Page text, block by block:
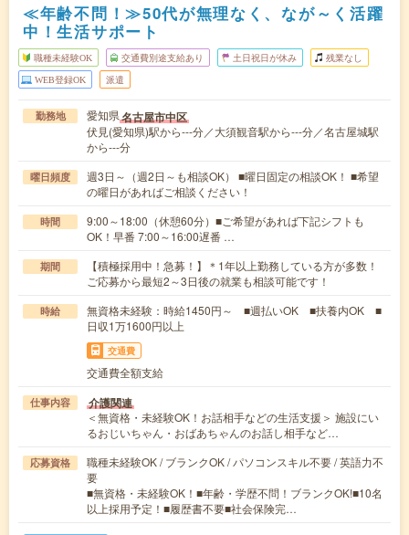
≪年齢不問！≫50代が無理なく、なが～く活躍
中！生活サポート
職種未経験OK 交通費別途支給あり 土日祝日が休み 残業なし
WEB登録OK 派遣
勤務地 愛知県名古屋市中区
伏見(愛知県)駅から---分／大須観音駅から---分／名古屋城駅
から---分
曜日頻度
週3日～（週2日～も相談OK） ■曜日固定の相談OK！ ■希望
の曜日があればご相談ください！
時間
9:00～18:00（休憩60分）■ご希望があれば下記シフトも
OK！早番 7:00～16:00遅番 …
期間
【積極採用中！急募！】＊1年以上勤務している方が多数！
ご応募から最短2～3日後の就業も相談可能です！
時給
無資格未経験：時給1450円～ ■週払いOK ■扶養内OK ■
日収1万1600円以上
交通費
交通費全額支給
仕事内容 介護関連
＜無資格・未経験OK！お話相手などの生活支援＞ 施設にい
るおじいちゃん・おばあちゃんのお話し相手など…
応募資格
職種未経験OK / ブランクOK / パソコンスキル不要 / 英語力不
要
■無資格・未経験OK！■年齢・学歴不問！ブランクOK!■10名
以上採用予定！■履歴書不要■社会保険完…